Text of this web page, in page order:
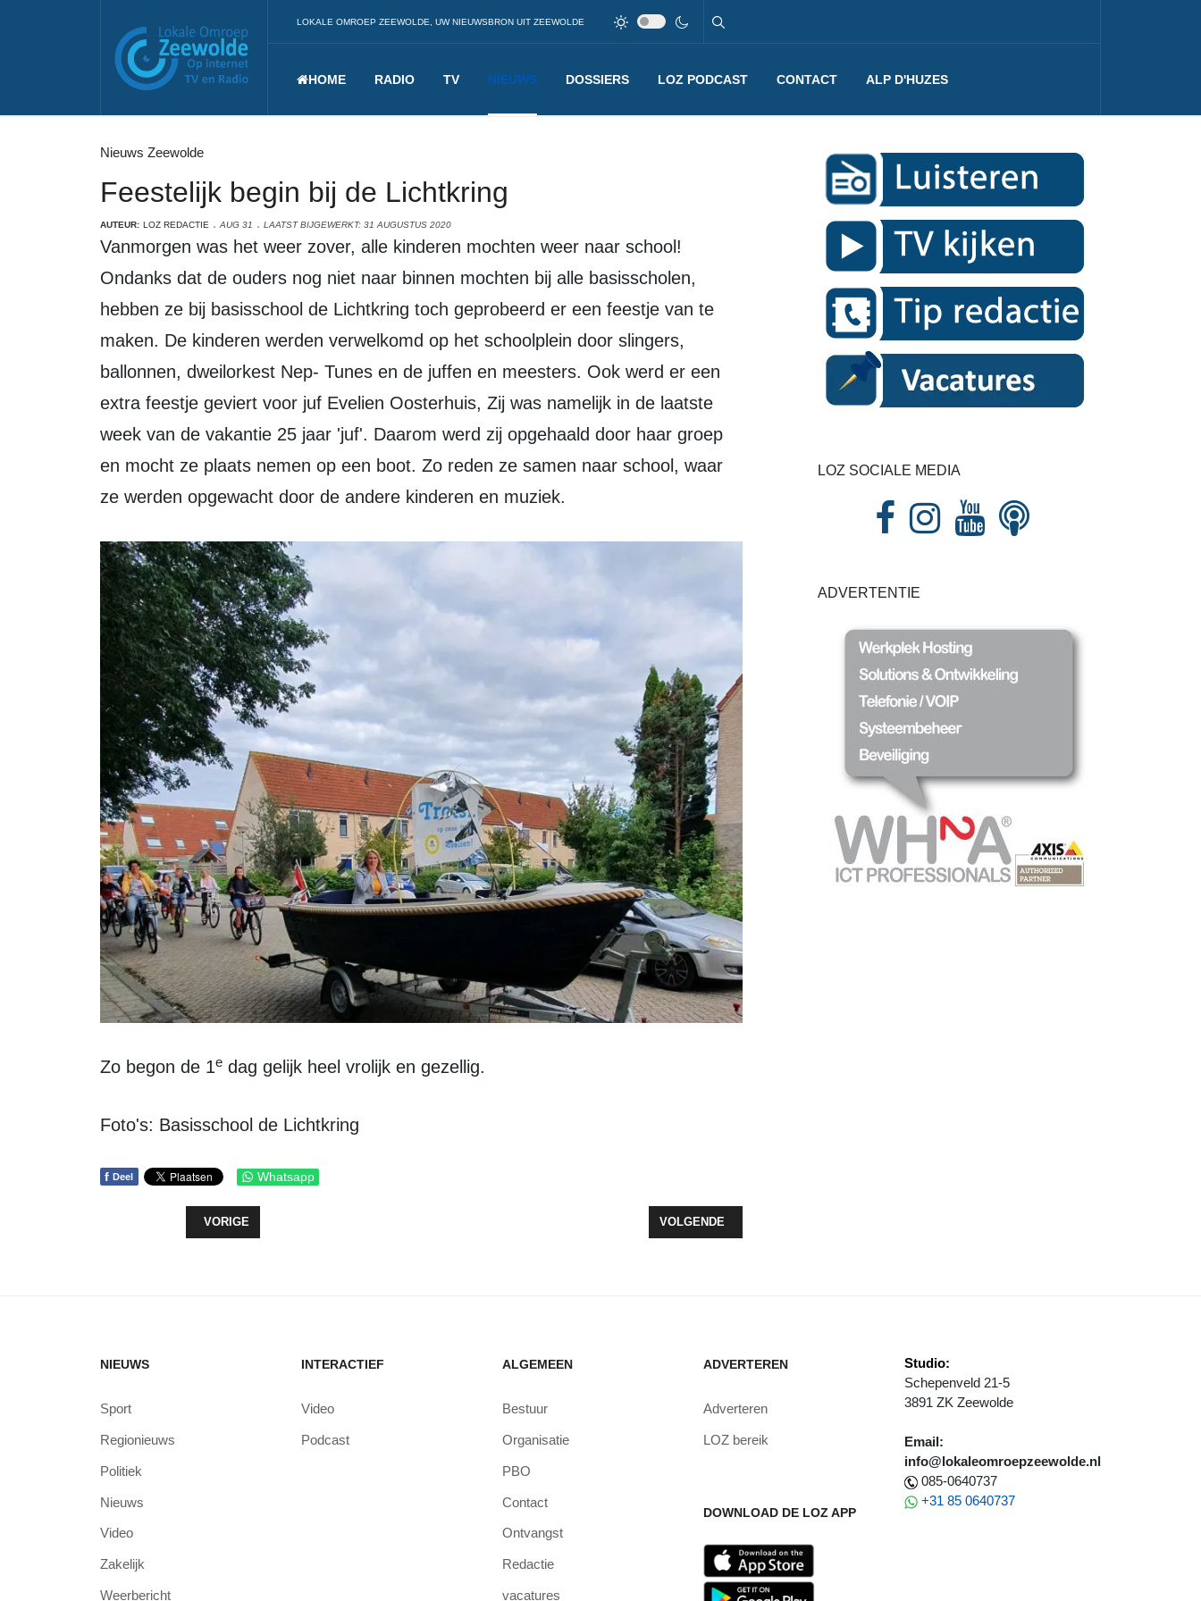
LOKALE OMROEP ZEEWOLDE, UW NIEUWSBRON UIT ZEEWOLDE
HOME RADIO TV NIEUWS DOSSIERS LOZ PODCAST CONTACT ALP D'HUZES
Nieuws Zeewolde
Feestelijk begin bij de Lichtkring
AUTEUR: LOZ REDACTIE AUG 31 LAATST BIJGEWERKT: 31 AUGUSTUS 2020
Vanmorgen was het weer zover, alle kinderen mochten weer naar school!
Ondanks dat de ouders nog niet naar binnen mochten bij alle basisscholen,
hebben ze bij basisschool de Lichtkring toch geprobeerd er een feestje van te
maken. De kinderen werden verwelkomd op het schoolplein door slingers,
ballonnen, dweilorkest Nep- Tunes en de juffen en meesters. Ook werd er een
extra feestje geviert voor juf Evelien Oosterhuis, Zij was namelijk in de laatste
week van de vakantie 25 jaar 'juf'. Daarom werd zij opgehaald door haar groep
en mocht ze plaats nemen op een boot. Zo reden ze samen naar school, waar
ze werden opgewacht door de andere kinderen en muziek.
Zo begon de 1e dag gelijk heel vrolijk en gezellig.
Foto's: Basisschool de Lichtkring
f Deel Whatsapp
VORIG ARTIKEL: COLORIET OPENT 3E APPARTEMENTENCOMPLEX
VORIGE VOLGENDE ARTIKEL: WERKZAAMHEDEN FIETSPAD SPIEKWEG
VOLGENDE
LOZ SOCIALE MEDIA
ADVERTENTIE
NIEUWS
Sport
Regionieuws
Politiek
Nieuws
Video
Zakelijk
Weerbericht
INTERACTIEF
Video
Podcast
ALGEMEEN
Bestuur
Organisatie
PBO
Contact
Ontvangst
Redactie
vacatures
ADVERTEREN
Adverteren
LOZ bereik
DOWNLOAD DE LOZ APP
Studio:
Schepenveld 21-5
3891 ZK Zeewolde
Email:
info@lokaleomroepzeewolde.nl
085-0640737
+31 85 0640737